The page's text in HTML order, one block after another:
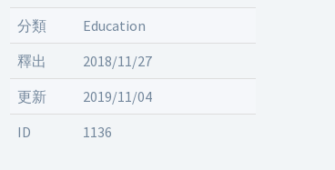
分類
Education
釋出
2018/11/27
更新
2019/11/04
ID
1136